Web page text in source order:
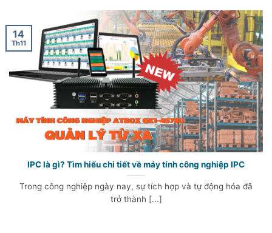
IPC là gì? Tìm hiểu chi tiết về máy tính công nghiệp IPC
Trong công nghiệp ngày nay, sự tích hợp và tự động hóa đã
trở thành [...]
14
Th11